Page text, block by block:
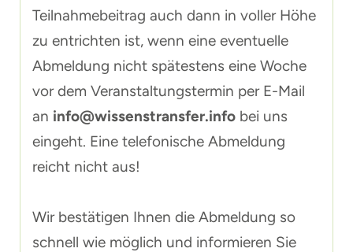
Teilnahmebeitrag auch dann in voller Höhe
zu entrichten ist, wenn eine eventuelle
Abmeldung nicht spätestens eine Woche
vor dem Veranstaltungstermin per E-Mail
an info@wissenstransfer.info bei uns
eingeht. Eine telefonische Abmeldung
reicht nicht aus!
Wir bestätigen Ihnen die Abmeldung so
schnell wie möglich und informieren Sie